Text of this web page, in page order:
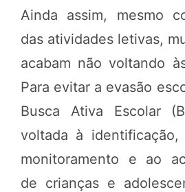
Ainda assim, mesmo
das atividades letivas,
acabam não voltando
Para evitar a evasão
Busca Ativa Escolar
voltada à
monitoramento e ao
de crianças e